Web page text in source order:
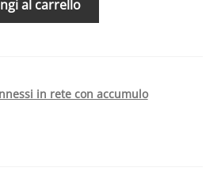
al carrello
in rete con accumulo